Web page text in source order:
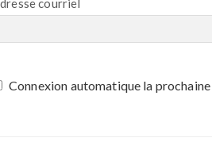
courriel
Connexion automatique la